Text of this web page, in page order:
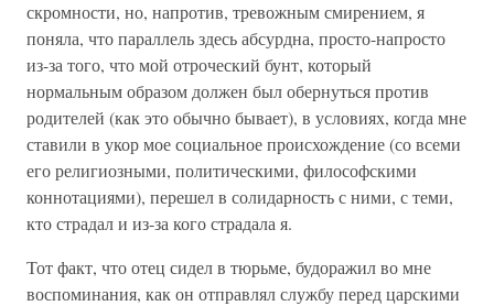
скромности, но, напротив, тревожным смирением, я
поняла, что параллель здесь абсурдна, просто-напросто
из-за того, что мой отроческий бунт, который
нормальным образом должен был обернуться против
родителей (как это обычно бывает), в условиях, когда мне
ставили в укор мое социальное происхождение (со всеми
его религиозными, политическими, философскими
коннотациями), перешел в солидарность с ними, с теми,
кто страдал и из-за кого страдала я.
Тот факт, что отец сидел в тюрьме, будоражил во мне
воспоминания, как он отправлял службу перед царскими